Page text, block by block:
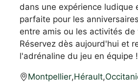
dans une expérience ludique
parfaite pour les
entre amis ou les activités
Réservez dès aujourd'hui et
l'adrénaline du jeu en équipe !
Montpellier,Hérault,